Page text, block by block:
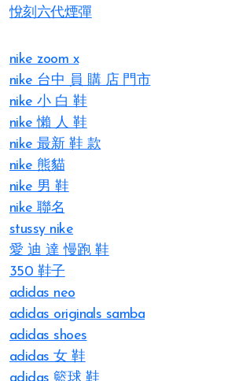
悅刻六代煙彈
nike zoom x
nike 台中 員 購 店 門市
nike 小 白 鞋
nike 懶 人 鞋
nike 最新 鞋 款
nike 熊貓
nike 男 鞋
nike 聯名
stussy nike
愛 迪 達 慢跑 鞋
350 鞋子
adidas neo
adidas originals samba
adidas shoes
adidas 女 鞋